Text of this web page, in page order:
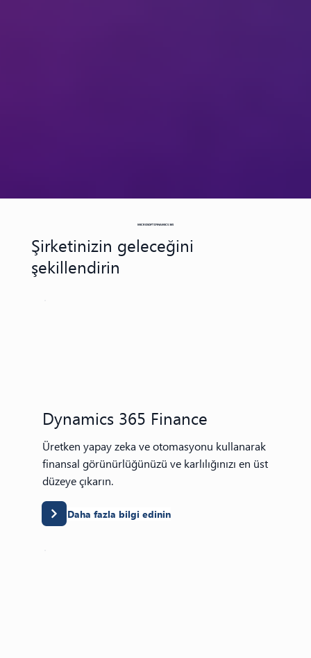
MICROSOFT DYNAMICS 365
Şirketinizin geleceğini
şekillendirin
Dynamics 365 Finance
Üretken yapay zeka ve otomasyonu kullanarak
finansal görünürlüğünüzü ve karlılığınızı en üst
düzeye çıkarın.
Daha fazla bilgi edinin